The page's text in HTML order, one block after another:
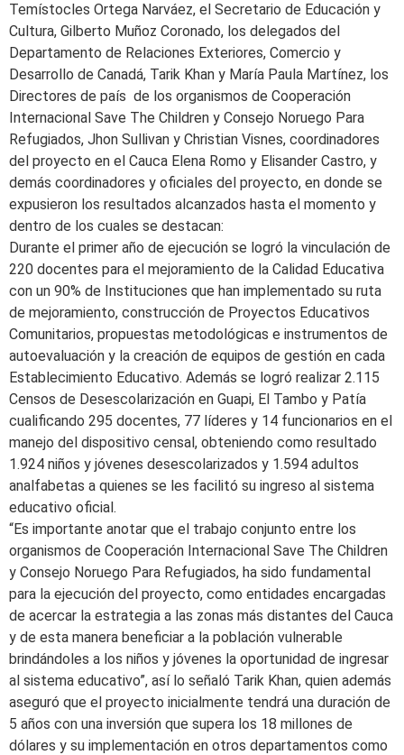
Temístocles Ortega Narváez, el Secretario de Educación y
Cultura, Gilberto Muñoz Coronado, los delegados del
Departamento de Relaciones Exteriores, Comercio y
Desarrollo de Canadá, Tarik Khan y María Paula Martínez, los
Directores de país de los organismos de Cooperación
Internacional Save The Children y Consejo Noruego Para
Refugiados, Jhon Sullivan y Christian Visnes, coordinadores
del proyecto en el Cauca Elena Romo y Elisander Castro, y
demás coordinadores y oficiales del proyecto, en donde se
expusieron los resultados alcanzados hasta el momento y
dentro de los cuales se destacan:
Durante el primer año de ejecución se logró la vinculación de
220 docentes para el mejoramiento de la Calidad Educativa
con un 90% de Instituciones que han implementado su ruta
de mejoramiento, construcción de Proyectos Educativos
Comunitarios, propuestas metodológicas e instrumentos de
autoevaluación y la creación de equipos de gestión en cada
Establecimiento Educativo. Además se logró realizar 2.115
Censos de Desescolarización en Guapi, El Tambo y Patía
cualificando 295 docentes, 77 líderes y 14 funcionarios en el
manejo del dispositivo censal, obteniendo como resultado
1.924 niños y jóvenes desescolarizados y 1.594 adultos
analfabetas a quienes se les facilitó su ingreso al sistema
educativo oficial.
“Es importante anotar que el trabajo conjunto entre los
organismos de Cooperación Internacional Save The Children
y Consejo Noruego Para Refugiados, ha sido fundamental
para la ejecución del proyecto, como entidades encargadas
de acercar la estrategia a las zonas más distantes del Cauca
y de esta manera beneficiar a la población vulnerable
brindándoles a los niños y jóvenes la oportunidad de ingresar
al sistema educativo”, así lo señaló Tarik Khan, quien además
aseguró que el proyecto inicialmente tendrá una duración de
5 años con una inversión que supera los 18 millones de
dólares y su implementación en otros departamentos como